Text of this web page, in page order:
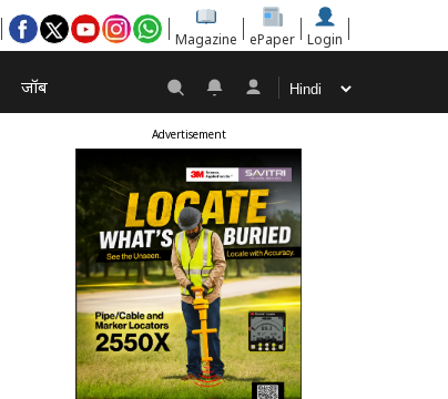
Magazine ePaper Login
जॉब
Advertisement